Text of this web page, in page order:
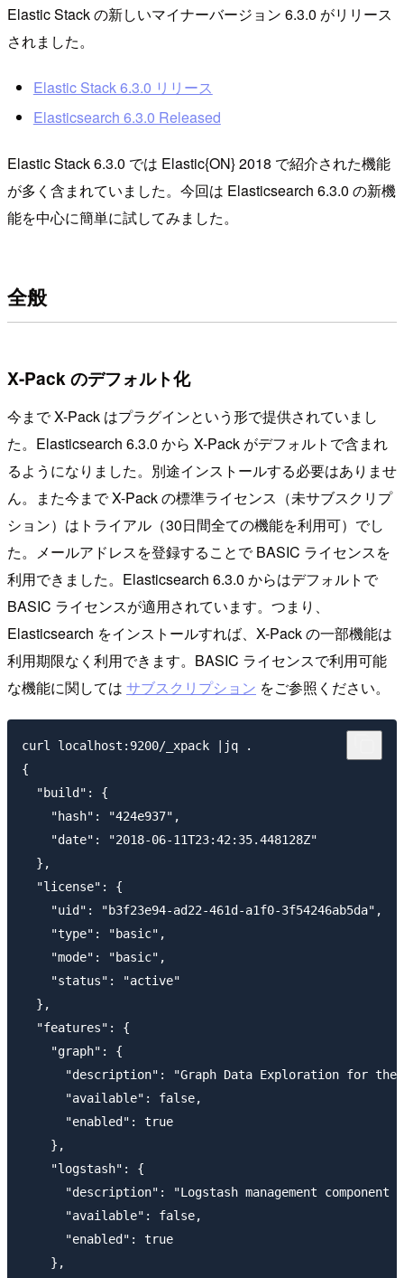
Elastic Stack の新しいマイナーバージョン 6.3.0 がリリース
されました。
Elastic Stack 6.3.0 リリース
Elasticsearch 6.3.0 Released
Elastic Stack 6.3.0 では Elastic{ON} 2018 で紹介された機能
が多く含まれていました。今回は Elasticsearch 6.3.0 の新機
能を中心に簡単に試してみました。
全般
X-Pack のデフォルト化
今まで X-Pack はプラグインという形で提供されていまし
た。Elasticsearch 6.3.0 から X-Pack がデフォルトで含まれ
るようになりました。別途インストールする必要はありませ
ん。また今まで X-Pack の標準ライセンス（未サブスクリプ
ション）はトライアル（30日間全ての機能を利用可）でし
た。メールアドレスを登録することで BASIC ライセンスを
利用できました。Elasticsearch 6.3.0 からはデフォルトで
BASIC ライセンスが適用されています。つまり、
Elasticsearch をインストールすれば、X-Pack の一部機能は
利用期限なく利用できます。BASIC ライセンスで利用可能
な機能に関しては サブスクリプション をご参照ください。
curl localhost:9200/_xpack |jq .
{
  "build": {
    "hash": "424e937",
    "date": "2018-06-11T23:42:35.448128Z"
  },
  "license": {
    "uid": "b3f23e94-ad22-461d-a1f0-3f54246ab5da",
    "type": "basic",
    "mode": "basic",
    "status": "active"
  },
  "features": {
    "graph": {
"description": "Graph Data Exploration for the
      "available": false,
      "enabled": true
    },
    "logstash": {
"description": "Logstash management component
      "available": false,
      "enabled": true
    },